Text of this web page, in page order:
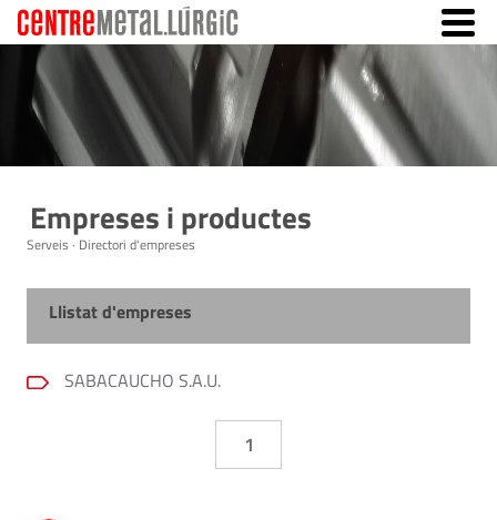
Empreses i productes
Serveis · Directori d'empreses
Llistat d'empreses
SABACAUCHO S.A.U.
1